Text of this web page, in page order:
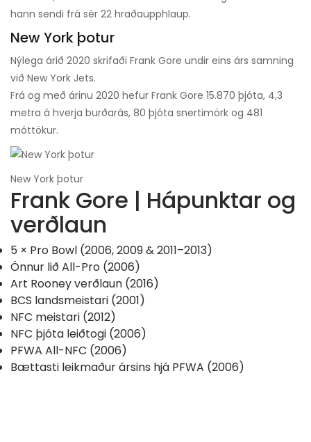
hann sendi frá sér 22 hraðaupphlaup.
New York þotur
Nýlega árið 2020 skrifaði Frank Gore undir eins árs samning
við New York Jets.
Frá og með árinu 2020 hefur Frank Gore 15.870 þjóta, 4,3
metra á hverja burðarás, 80 þjóta snertimörk og 481
móttökur.
New York þotur
Frank Gore | Hápunktar og
verðlaun
5 × Pro Bowl (2006, 2009 & 2011–2013)
Önnur lið All-Pro (2006)
Art Rooney verðlaun (2016)
BCS landsmeistari (2001)
NFC meistari (2012)
NFC þjóta leiðtogi (2006)
PFWA All-NFC (2006)
Bættasti leikmaður ársins hjá PFWA (2006)